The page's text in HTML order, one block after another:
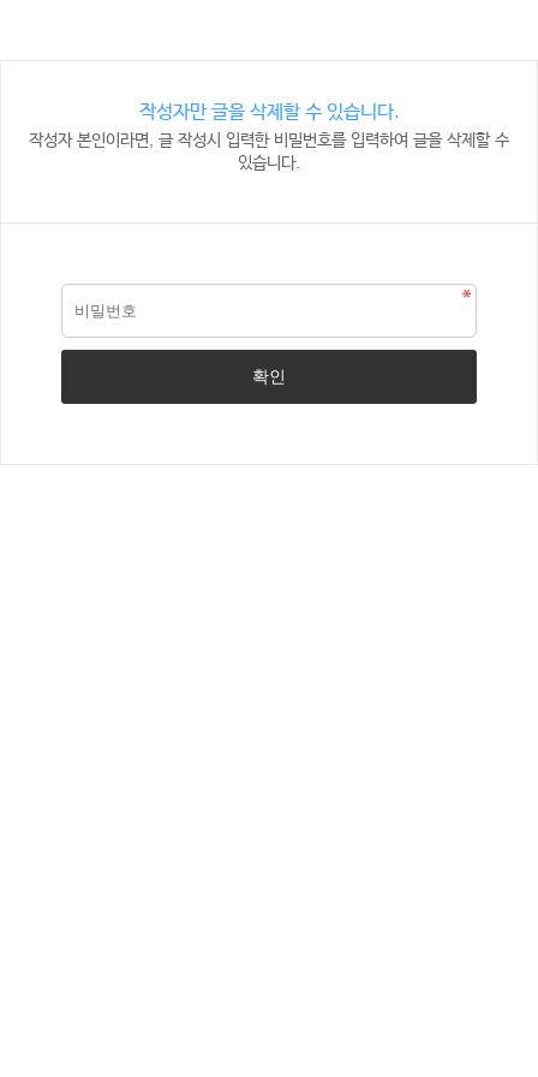
작성자만 글을 삭제할 수 있습니다.
작성자 본인이라면, 글 작성시 입력한 비밀번호를 입력하여 글을 삭제할 수
있습니다.